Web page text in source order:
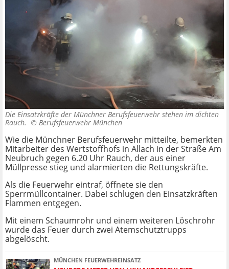
Die Einsatzkräfte der Münchner Berufsfeuerwehr stehen im dichten
Rauch. © Berufsfeuerwehr München
Wie die Münchner Berufsfeuerwehr mitteilte, bemerkten
Mitarbeiter des Wertstoffhofs in Allach in der Straße Am
Neubruch gegen 6.20 Uhr Rauch, der aus einer
Müllpresse stieg und alarmierten die Rettungskräfte.
Als die Feuerwehr eintraf, öffnete sie den
Sperrmüllcontainer. Dabei schlugen den Einsatzkräften
Flammen entgegen.
Mit einem Schaumrohr und einem weiteren Löschrohr
wurde das Feuer durch zwei Atemschutztrupps
abgelöscht.
MÜNCHEN FEUERWEHREINSATZ